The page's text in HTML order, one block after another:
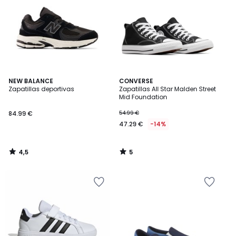
NEW BALANCE
Zapatillas deportivas
84.99 €
4,5
/ 5
4,5
/
CONVERSE
Zapatillas All Star Malden Street
Mid Foundation
54.99 €
47.29 € -14%
5
/
5
5
/